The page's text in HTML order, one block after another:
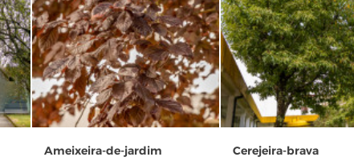
Ameixeira-de-jardim Cerejeira-brava